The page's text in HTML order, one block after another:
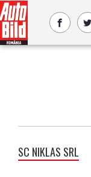
SC NIKLAS SRL